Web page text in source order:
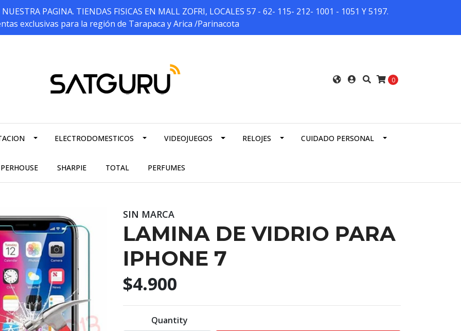
PAGINA. TIENDAS FISICAS EN MALL ZOFRI, LOCALES 57 - 62- 115- 212- 1001 - 1051 Y 5197.
exclusivas para la región de Tarapaca y Arica /Parinacota
0
ELECTRODOMESTICOS VIDEOJUEGOS RELOJES CUIDADO PERSONAL
SHARPIE TOTAL PERFUMES
SIN MARCA
LAMINA DE VIDRIO PARA
IPHONE 7
$4.900
Quantity